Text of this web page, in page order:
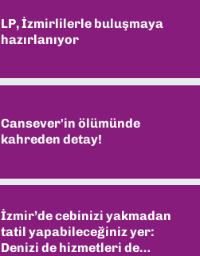
LP, İzmirlilerle buluşmaya
hazırlanıyor
Cansever'in ölümünde
kahreden detay!
İzmir’de cebinizi yakmadan
tatil yapabileceğiniz yer:
Denizi de hizmetleri de